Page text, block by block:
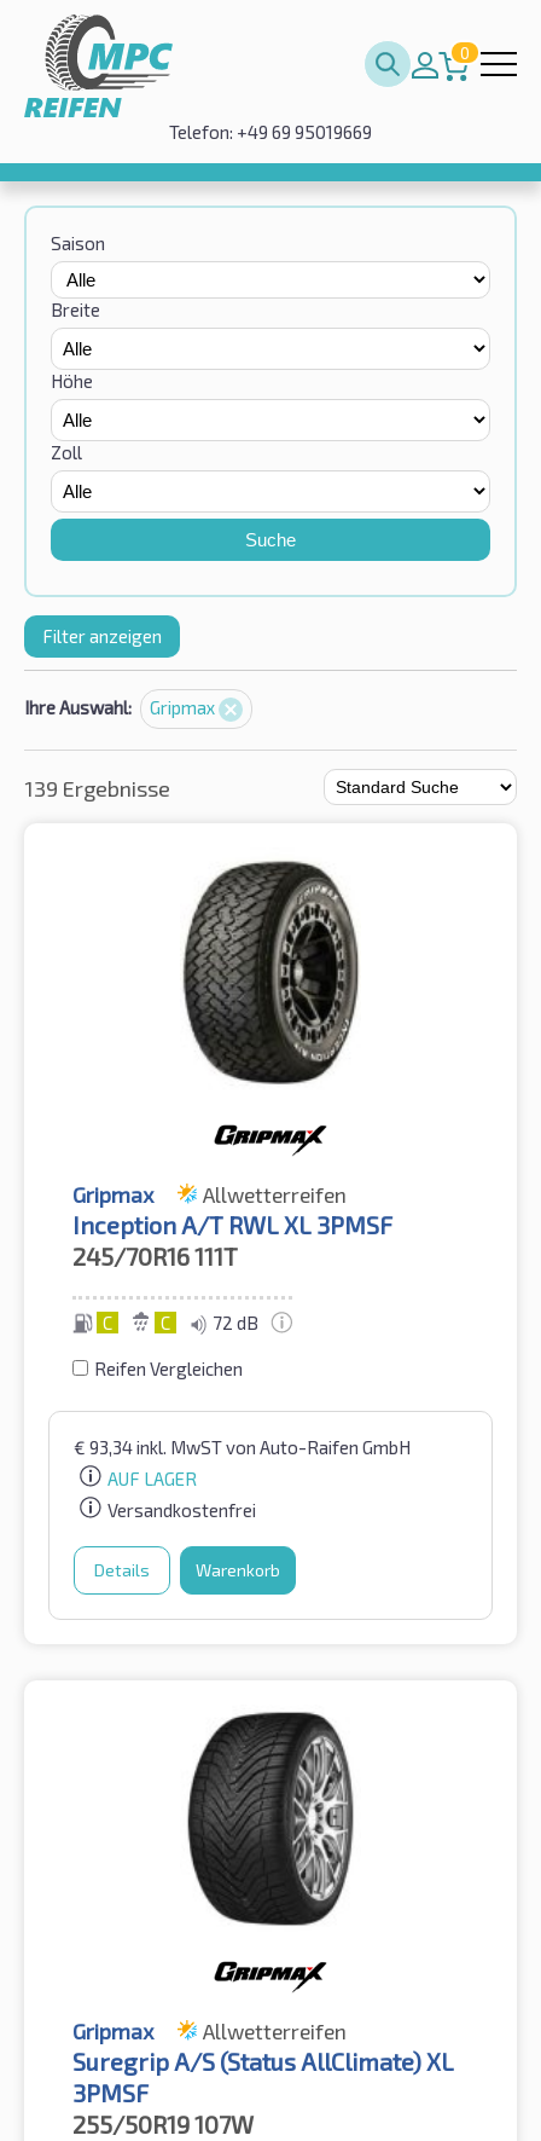
0
Telefon: +49 69 95019669
Saison
Breite
Höhe
Zoll
Suche
Filter anzeigen
Ihre Auswahl: Gripmax
139 Ergebnisse
Gripmax Allwetterreifen
Inception A/T RWL XL 3PMSF
245/70R16111T
C C 72 dB
Reifen Vergleichen
€ 93,34inkl. MwSTvon Auto-Raifen GmbH
AUF LAGER
Versandkostenfrei
Details Warenkorb
Gripmax Allwetterreifen
Suregrip A/S (Status AllClimate) XL
3PMSF
255/50R19107W